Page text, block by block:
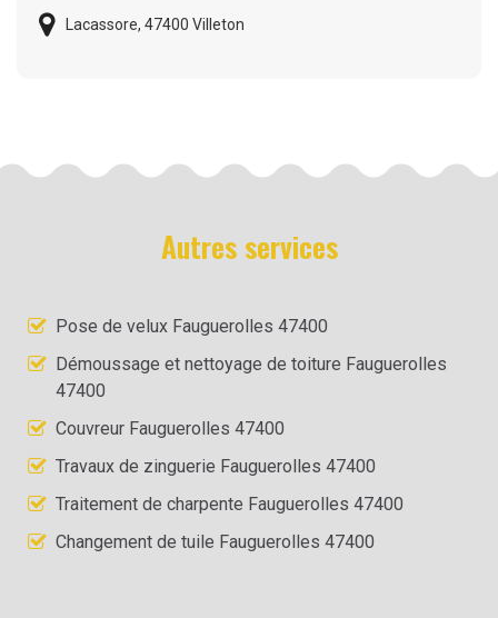
Lacassore, 47400 Villeton
Autres services
Pose de velux Fauguerolles 47400
Démoussage et nettoyage de toiture Fauguerolles
47400
Couvreur Fauguerolles 47400
Travaux de zinguerie Fauguerolles 47400
Traitement de charpente Fauguerolles 47400
Changement de tuile Fauguerolles 47400